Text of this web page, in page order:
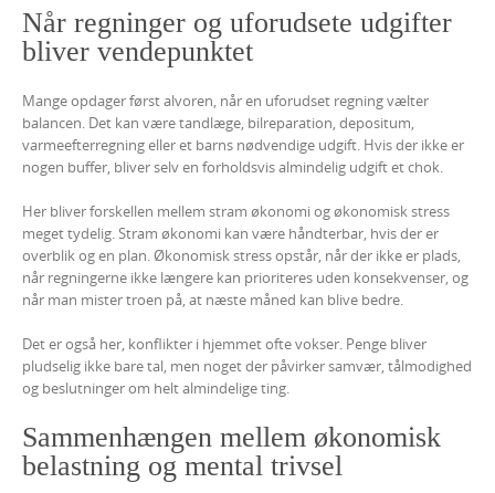
Når regninger og uforudsete udgifter
bliver vendepunktet
Mange opdager først alvoren, når en uforudset regning vælter
balancen. Det kan være tandlæge, bilreparation, depositum,
varmeefterregning eller et barns nødvendige udgift. Hvis der ikke er
nogen buffer, bliver selv en forholdsvis almindelig udgift et chok.
Her bliver forskellen mellem stram økonomi og økonomisk stress
meget tydelig. Stram økonomi kan være håndterbar, hvis der er
overblik og en plan. Økonomisk stress opstår, når der ikke er plads,
når regningerne ikke længere kan prioriteres uden konsekvenser, og
når man mister troen på, at næste måned kan blive bedre.
Det er også her, konflikter i hjemmet ofte vokser. Penge bliver
pludselig ikke bare tal, men noget der påvirker samvær, tålmodighed
og beslutninger om helt almindelige ting.
Sammenhængen mellem økonomisk
belastning og mental trivsel